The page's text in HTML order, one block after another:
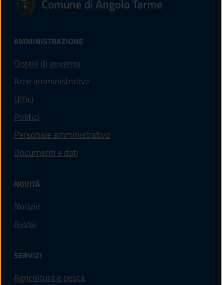
Comune di Angolo Terme
AMMINISTRAZIONE
Organi di governo
Aree amministrative
Uffici
Politici
Personale amministrativo
Documenti e dati
NOVITÀ
Notizie
Avvisi
SERVIZI
Agricoltura e pesca